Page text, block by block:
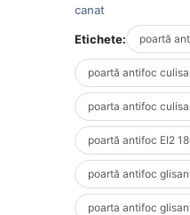
canat
Etichete: poartă
poartă antifoc
poarta antifoc
poartă antifoc EI2
poartă antifoc
poarta antifoc